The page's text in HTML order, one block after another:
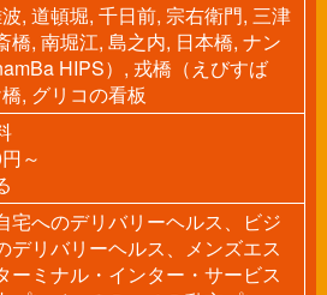
, 道頓堀, 千日前, 宗右衛門, 三津
橋, 南堀江, 島之内, 日本橋, ナン
HIPS）, 戎橋（えびすば
, グリコの看板
～
宅へのデリバリーヘルス、ビジ
デリバリーヘルス、メンズエス
ーミナル・インター・サービス